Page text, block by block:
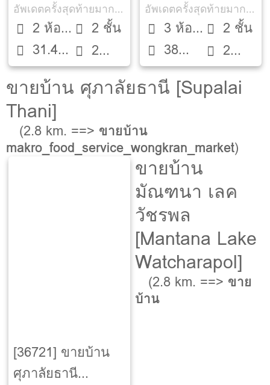
อัพเดตครั้งสุดท้ายมากกว่า 30 วัน
2 ห้อง
นอน31.4
ตรว.
2 ชั้น
2
ห้องน้ำ
อัพเดตครั้งสุดท้ายมากกว่า 30 วัน
3 ห้อง
นอน38
ตรว.
2 ชั้น
2
ห้องน้ำ
ขายบ้าน ศุภาลัยธานี [Supalai
Thani]
(2.8 km. ==> ขายบ้าน
makro_food_service_wongkran_market)
[36721] ขายบ้าน
ศุภาลัยธานี
ขายบ้าน
มัณฑนา เลค
วัชรพล
[Mantana Lake
Watcharapol]
(2.8 km. ==> ขาย
บ้าน